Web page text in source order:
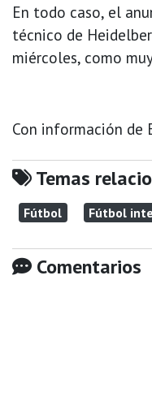
En todo caso, el
técnico de
miércoles, como
Con información de
Temas
Fútbol Fútbol
Comentarios